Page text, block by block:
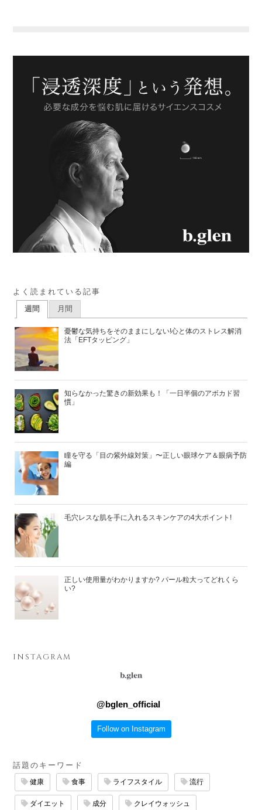
よく読まれている記事
週間 月間
憂鬱な気持ちをそのままにしない!心と体のストレス解消
法「EFTタッピング」
知らなかった驚きの新効果も！「一日半個のアボカド習
慣」
瞳を守る「目の紫外線対策」〜正しい眼球ケア＆眼病予防
編
毛穴レスな肌を手に入れるスキンケアの4大ポイント!
正しい使用量がわかりますか? パール粒大ってどれくら
い?
INSTAGRAM
@bglen_official
Follow on Instagram
話題のキーワード
健康 食事 ライフスタイル 流行
ダイエット 成分 クレイウォッシュ